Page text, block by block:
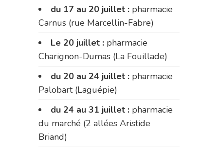
du 17 au 20 juillet : pharmacie
Carnus (rue Marcellin-Fabre)
Le 20 juillet : pharmacie
Charignon-Dumas (La Fouillade)
du 20 au 24 juillet : pharmacie
Palobart (Laguépie)
du 24 au 31 juillet : pharmacie
du marché (2 allées Aristide
Briand)